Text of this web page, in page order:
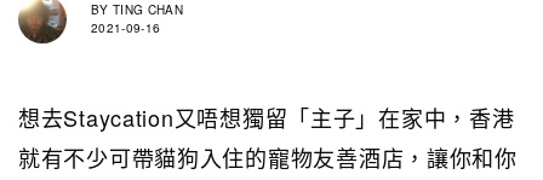
BY TING CHAN
2021-09-16
想去Staycation又唔想獨留「主子」在家中，香港
就有不少可帶貓狗入住的寵物友善酒店，讓你和你